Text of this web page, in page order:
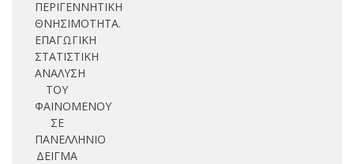
ΠΕΡΙΓΕΝΝΗΤΙΚΗ
ΘΝΗΣΙΜΟΤΗΤΑ.
ΕΠΑΓΩΓΙΚΗ
ΣΤΑΤΙΣΤΙΚΗ
ΑΝΑΛΥΣΗ
ΤΟΥ
ΦΑΙΝΟΜΕΝΟΥ
ΣΕ
ΠΑΝΕΛΛΗΝΙΟ
ΔΕΙΓΜΑ